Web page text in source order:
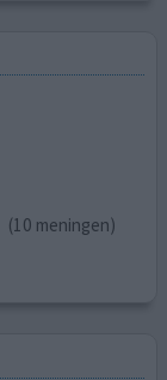
(10 meningen)